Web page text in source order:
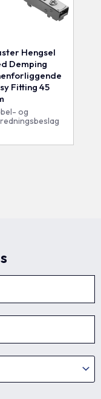
Hengsel
Demping
Fitting 45
og